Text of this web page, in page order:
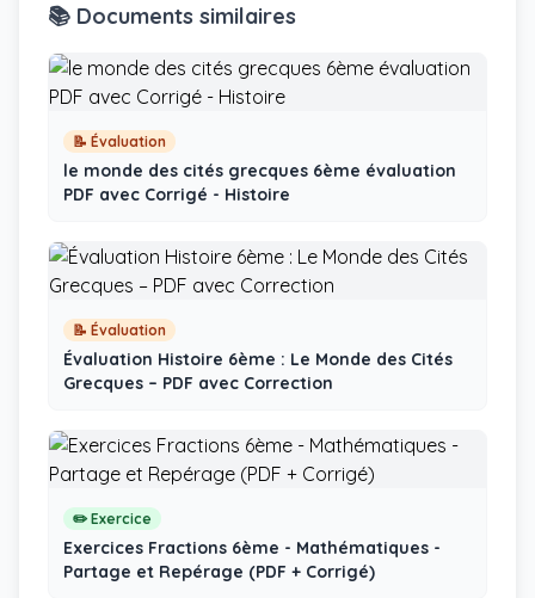
📚 Documents similaires
📝 Évaluation
le monde des cités grecques 6ème évaluation
PDF avec Corrigé - Histoire
📝 Évaluation
Évaluation Histoire 6ème : Le Monde des Cités
Grecques – PDF avec Correction
✏️ Exercice
Exercices Fractions 6ème - Mathématiques -
Partage et Repérage (PDF + Corrigé)